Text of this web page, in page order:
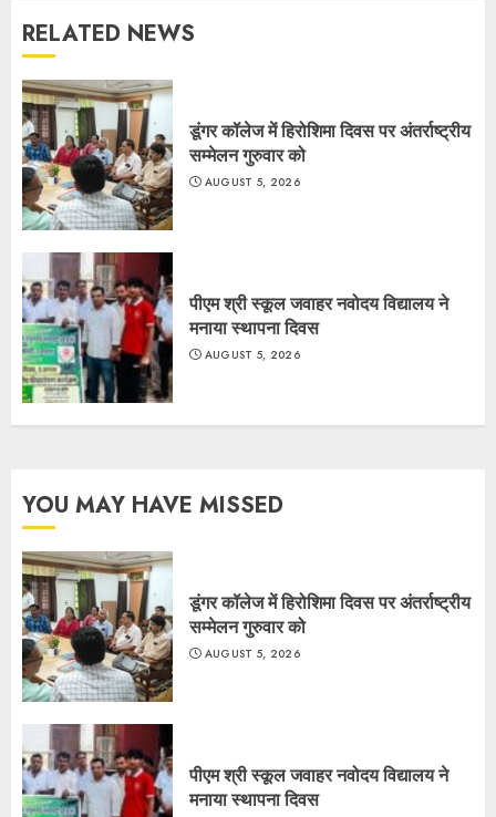
RELATED NEWS
डूंगर कॉलेज में हिरोशिमा दिवस पर अंतर्राष्ट्रीय
सम्मेलन गुरुवार को
AUGUST 5, 2026
पीएम श्री स्कूल जवाहर नवोदय विद्यालय ने
मनाया स्थापना दिवस
AUGUST 5, 2026
YOU MAY HAVE MISSED
डूंगर कॉलेज में हिरोशिमा दिवस पर अंतर्राष्ट्रीय
सम्मेलन गुरुवार को
AUGUST 5, 2026
पीएम श्री स्कूल जवाहर नवोदय विद्यालय ने
मनाया स्थापना दिवस